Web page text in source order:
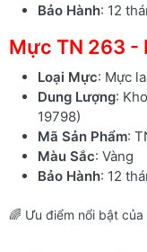
Bảo Hành: 12
Mực TN 263 -
Loại Mực: Mực
Dung Lượng:
19798)
Mã Sản Phẩm:
Màu Sắc: Vàng
Bảo Hành: 12
🌈 Ưu điểm nổi bật